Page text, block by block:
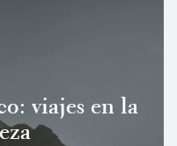
viajes en la